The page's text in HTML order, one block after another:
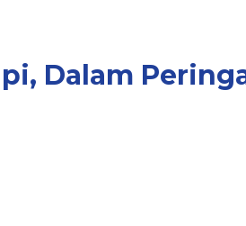
Dalam